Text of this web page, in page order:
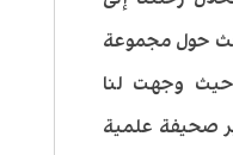
عام 1988 للبحث حول مجموعة
حيث وجهت لنا
صحيفة علمية